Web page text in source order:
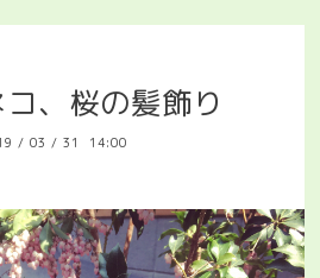
、桜の髪飾り
/ 03 / 31 14:00